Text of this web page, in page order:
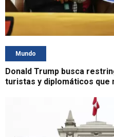
Mundo
Donald Trump busca
turistas y diplomáticos que